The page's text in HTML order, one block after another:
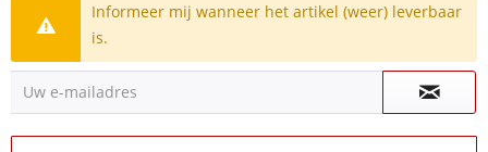
Informeer mij wanneer het artikel (weer) leverbaar
is.
Uw e-mailadres